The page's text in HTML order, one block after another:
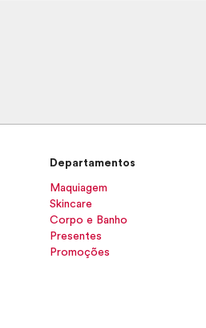
Departamentos
Maquiagem
Skincare
Corpo e Banho
Presentes
Promoções